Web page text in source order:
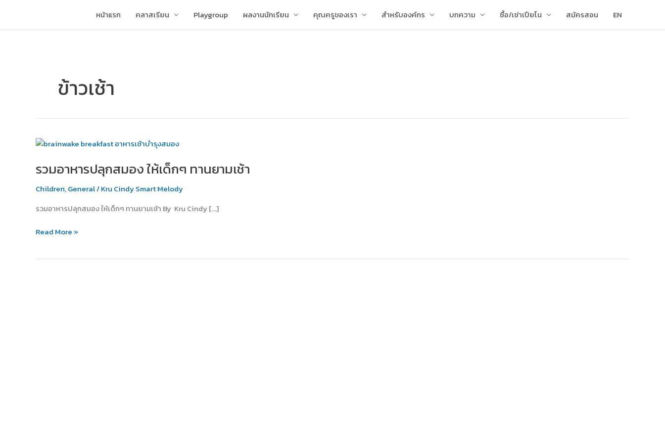
content
หน้าแรก คลาสเรียน Playgroup ผลงานนักเรียน คุณครูของเรา สำหรับองค์กร บทความ ซื้อ/เช่าเปียโน สมัครสอน EN
ข้าวเช้า
รวมอาหารปลุกสมอง ให้เด็กๆ ทานยามเช้า
Children,General/Kru Cindy Smart Melody
รวมอาหารปลุกสมอง ให้เด็กๆ ทานยามเช้า By Kru Cindy […]
รวม
ปลุก
ให้
ทาน
เช้า
Read More »